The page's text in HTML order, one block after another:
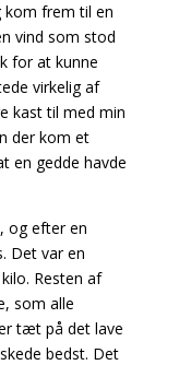
kom frem til en
vind som stod
for at kunne
virkelig af
kast til med min
der kom et
en gedde havde
og efter en
Det var en
Resten af
som alle
tæt på det lave
bedst. Det